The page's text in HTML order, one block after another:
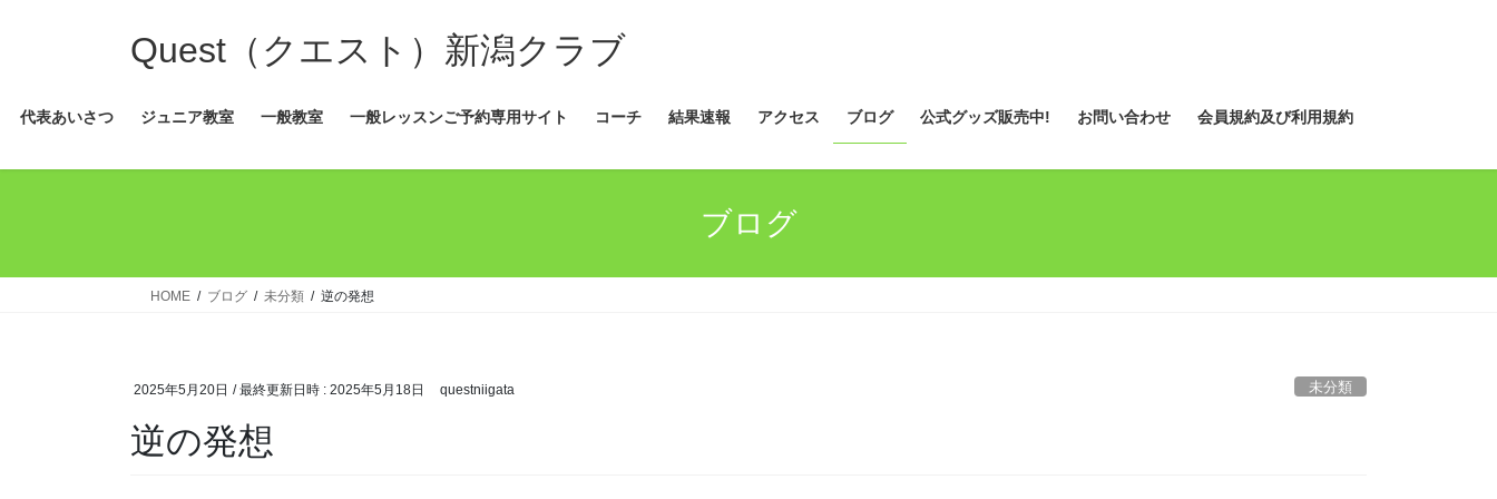
ス
ン
Quest（クエスト）新潟クラブ
代表あいさつ ジュニア教室 一般教室 一般レッスンご予約専用サイト コーチ 結果速報 アクセス ブログ 公式グッズ販売中! お問い合わせ 会員規約及び利用規約
ブログ
HOME ブログ 未分類 逆の発想
2025年5月20日 / 最終更新日時 : 2025年5月18日 questniigata 未分類
逆の発想